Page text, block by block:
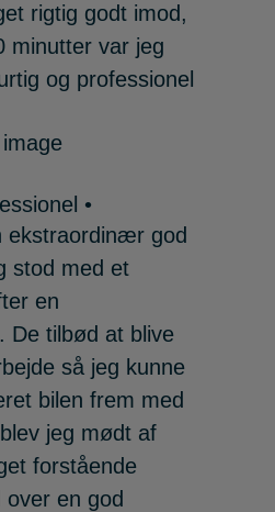
rigtig godt imod,
minutter var jeg
og professionel
•
ekstraordinær god
stod med et
en
tilbød at blive
så jeg kunne
bilen frem med
jeg mødt af
forstående
over en god